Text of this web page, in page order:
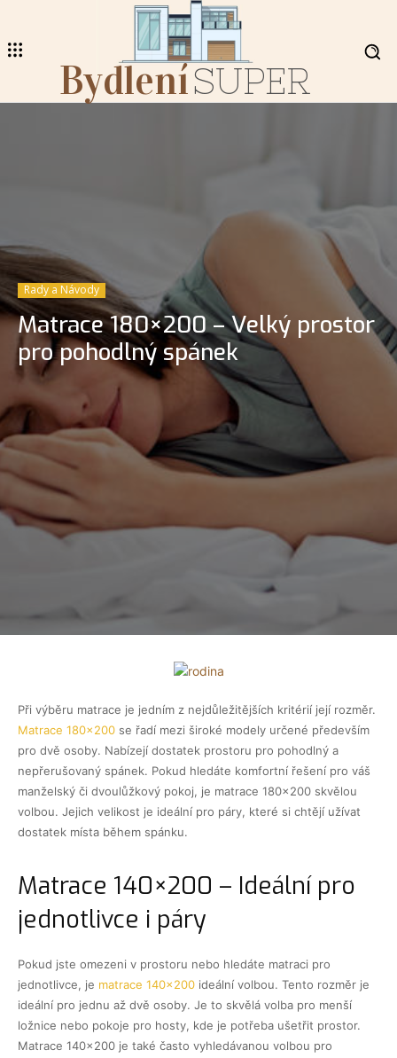
BydleníSUPER
Rady a Návody
Matrace 180×200 – Velký prostor
pro pohodlný spánek
Při výběru matrace je jedním z nejdůležitějších kritérií její rozměr.
Matrace 180×200 se řadí mezi široké modely určené především
pro dvě osoby. Nabízejí dostatek prostoru pro pohodlný a
nepřerušovaný spánek. Pokud hledáte komfortní řešení pro váš
manželský či dvoulůžkový pokoj, je matrace 180×200 skvělou
volbou. Jejich velikost je ideální pro páry, které si chtějí užívat
dostatek místa během spánku.
Matrace 140×200 – Ideální pro
jednotlivce i páry
Pokud jste omezeni v prostoru nebo hledáte matraci pro
jednotlivce, je matrace 140×200 ideální volbou. Tento rozměr je
ideální pro jednu až dvě osoby. Je to skvělá volba pro menší
ložnice nebo pokoje pro hosty, kde je potřeba ušetřit prostor.
Matrace 140×200 je také často vyhledávanou volbou pro